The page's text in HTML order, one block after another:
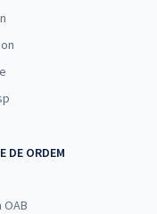
DE ORDEM
OAB